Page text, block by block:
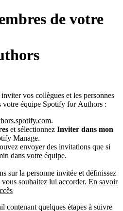
de votre
vos collègues et les personnes
votre équipe Spotify for Authors :
.
et sélectionnez Inviter dans mon
Manage.
envoyer des invitations que si
dans votre équipe.
sur la personne invitée et définissez
souhaitez lui accorder. En savoir
contenant quelques étapes à suivre